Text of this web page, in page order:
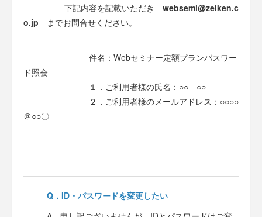
下記内容を記載いただき websemi@zeiken.c
o.jp
までお問合せください。
件名：Webセミナー定額プランパスワー
ド照会
１．ご利用者様の氏名：○○ ○○
２．ご利用者様のメールアドレス：○○○○
＠○○〇
Q．ID・パスワードを変更したい